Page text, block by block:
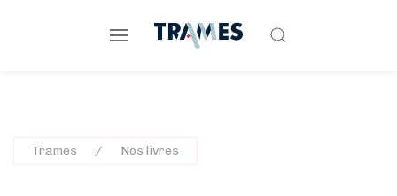
Trames Nos livres